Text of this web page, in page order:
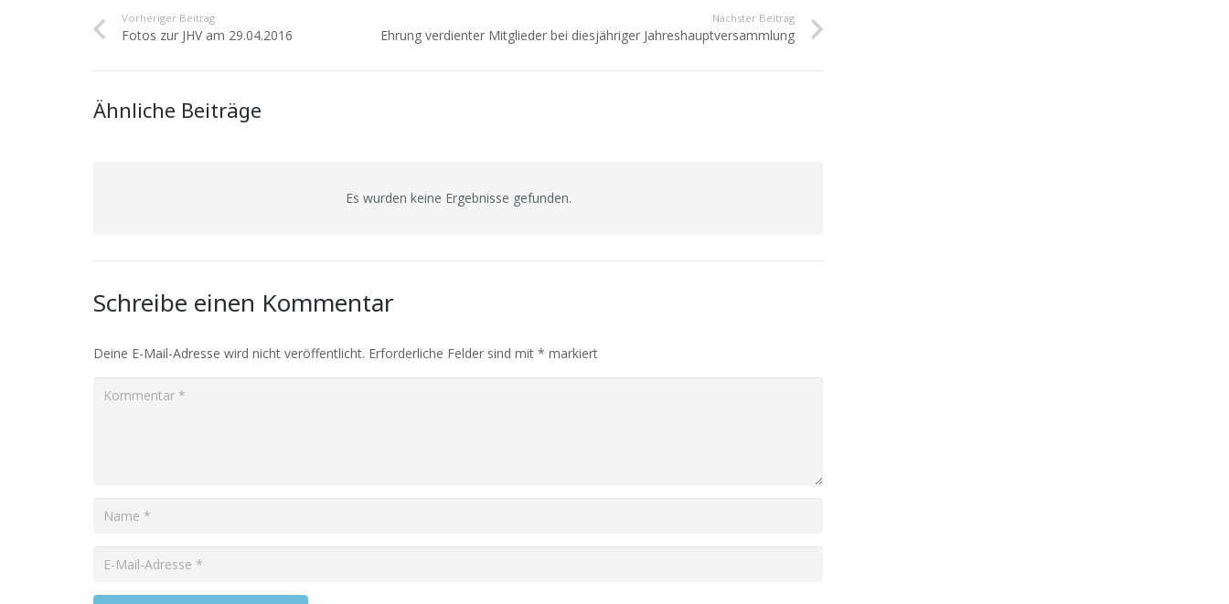
Vorheriger Beitrag
Fotos zur JHV am 29.04.2016
Nächster Beitrag
Ehrung verdienter Mitglieder bei diesjähriger Jahreshauptversammlung
Ähnliche Beiträge
Es wurden keine Ergebnisse gefunden.
Schreibe einen Kommentar
Deine E-Mail-Adresse wird nicht veröffentlicht. Erforderliche Felder sind mit * markiert